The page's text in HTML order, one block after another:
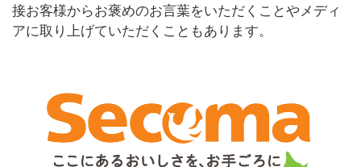
接お客様からお褒めのお言葉をいただくことやメディ
アに取り上げていただくこともあります。